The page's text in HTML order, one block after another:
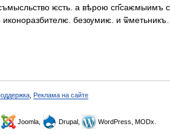
ѥсть. а вѣрою сп҃саѥмыимъ
иконоразбителѥ. безѹмиѥ. и
Реклама на сайте
Joomla, Drupal, WordPress, MODx.